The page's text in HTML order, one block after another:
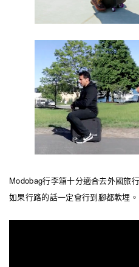
Modobag行李箱十分適合去外國旅
如果行路的話一定會行到腳都軟埋。